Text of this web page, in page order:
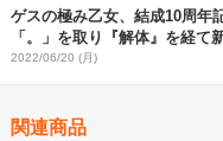
ゲスの極み乙女、結成10周
「。」を取り『解体』を経て
2022/06/20 (月)
関連商品